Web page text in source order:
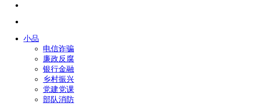
小品
电信诈骗
廉政反腐
银行金融
乡村振兴
党建党课
部队消防